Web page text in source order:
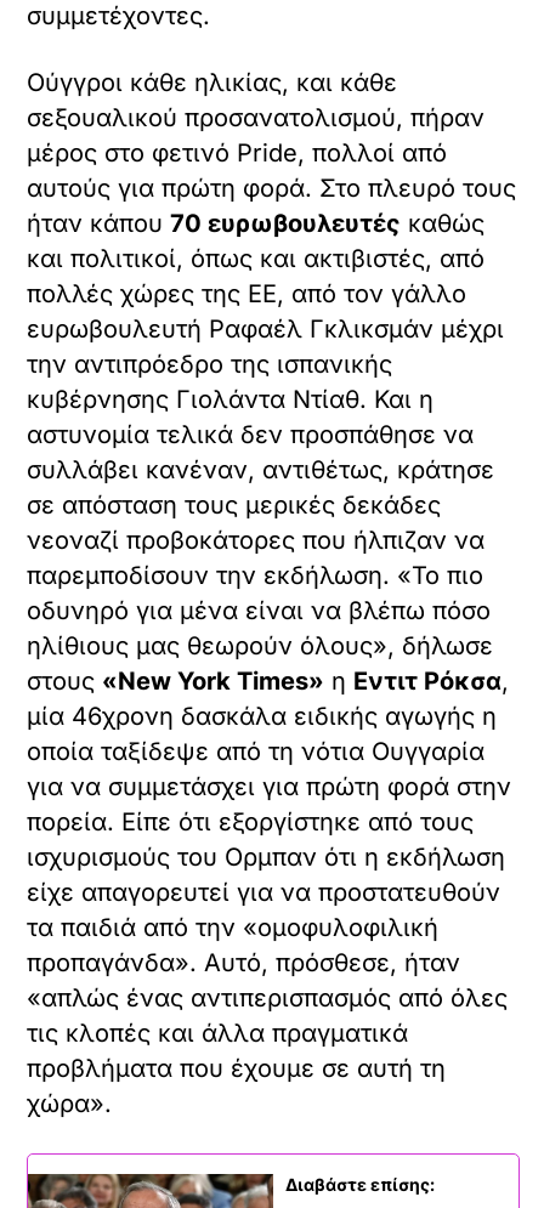
συμμετέχοντες.
Ούγγροι κάθε ηλικίας, και κάθε
σεξουαλικού προσανατολισμού, πήραν
μέρος στο φετινό Pride, πολλοί από
αυτούς για πρώτη φορά. Στο πλευρό τους
ήταν κάπου70 ευρωβουλευτές καθώς
και πολιτικοί, όπως και ακτιβιστές, από
πολλές χώρες της ΕΕ, από τον γάλλο
ευρωβουλευτή Ραφαέλ Γκλικσμάν μέχρι
την αντιπρόεδρο της ισπανικής
κυβέρνησης Γιολάντα Ντίαθ. Και η
αστυνομία τελικά δεν προσπάθησε να
συλλάβει κανέναν, αντιθέτως, κράτησε
σε απόσταση τους μερικές δεκάδες
νεοναζί προβοκάτορες που ήλπιζαν να
παρεμποδίσουν την εκδήλωση. «Το πιο
οδυνηρό για μένα είναι να βλέπω πόσο
ηλίθιους μας θεωρούν όλους», δήλωσε
στους «New York Times» η Εντιτ Ρόκσα,
μία 46χρονη δασκάλα ειδικής αγωγής η
οποία ταξίδεψε από τη νότια Ουγγαρία
για να συμμετάσχει για πρώτη φορά στην
πορεία. Είπε ότι εξοργίστηκε από τους
ισχυρισμούς του Ορμπαν ότι η εκδήλωση
είχε απαγορευτεί για να προστατευθούν
τα παιδιά από την «ομοφυλοφιλική
προπαγάνδα». Αυτό, πρόσθεσε, ήταν
«απλώς ένας αντιπερισπασμός από όλες
τις κλοπές και άλλα πραγματικά
προβλήματα που έχουμε σε αυτή τη
χώρα».
Διαβάστε επίσης: